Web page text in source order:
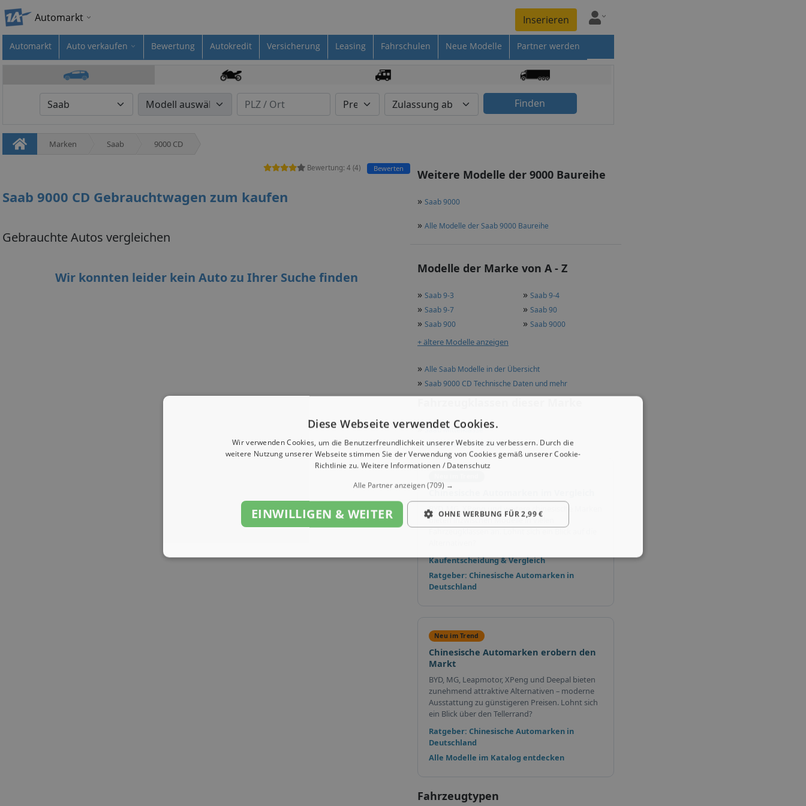
Automarkt Inserieren
Automarkt Auto verkaufen Bewertung Autokredit Versicherung Leasing Fahrschulen Neue Modelle Partner werden
Finden
Marken Saab 9000 CD
Weitere Modelle der 9000 Baureihe
» Saab 9000
» Alle Modelle der Saab 9000 Baureihe
Modelle der Marke von A - Z
» Saab 9-3 » Saab 9-4
» Saab 9-7 » Saab 90
» Saab 900 » Saab 9000
+ ältere Modelle anzeigen
» Alle Saab Modelle in der Übersicht
» Saab 9000 CD Technische Daten und mehr
»Saab Mittelklasse
» Saab Obere Mittelklasse
Chinesische Automarken im Vergleich
BYD, MG, XPeng und weitere chinesische Marken
bieten inzwischen Modelle in vielen
Fahrzeugklassen an. Lohnt sich ein Blick auf die
Kaufentscheidung & Vergleich
Ratgeber: Chinesische Automarken in
Deutschland
Neu im Trend
Chinesische Automarken erobern den
Markt
BYD, MG, Leapmotor, XPeng und Deepal bieten
zunehmend attraktive Alternativen – moderne
Ausstattung zu günstigeren Preisen. Lohnt sich
ein Blick über den Tellerrand?
Ratgeber: Chinesische Automarken in
Deutschland
Alle Modelle im Katalog entdecken
Fahrzeugtypen
Bewertung: 4 (4) Bewerten
Saab 9000 CD Gebrauchtwagen zum kaufen
Gebrauchte Autos vergleichen
Wir konnten leider kein Auto zu Ihrer Suche finden
Diese Webseite verwendet Cookies.
Wir verwenden Cookies, um die Benutzerfreundlichkeit unserer Website zu verbessern. Durch die
weitere Nutzung unserer Webseite stimmen Sie der Verwendung von Cookies gemäß unserer Cookie-
Richtlinie zu. Weitere Informationen / Datenschutz
Alle Partner anzeigen(709) →
EINWILLIGEN & WEITER OHNE WERBUNG FÜR 2,99 €